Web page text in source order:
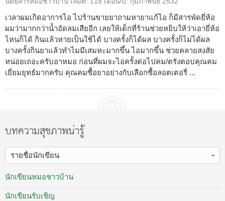
เวลาผมเกิดอาการไอ ไปร้านขายยาถามหายาแก้ไอ ก็มีสารพัดยี่ห้อ
ผมว่ามากกว่าน้ำอัดลมเสียอีก เลยให้เด็กที่ร้านช่วยหยิบให้ว่าเอายี่ห้อ
ไหนก็ได้ กินแล้วหายเป็นใช้ได้ บางครั้งก็ได้ผล บางครั้งก็ไม่ได้ผล
บางครั้งกินยาแล้วทำไมมีเสมหะมากขึ้น ไอมากขึ้น ช่วยคลายสงสัย
หน่อยเถอะครับอาหมอ ก่อนที่ผมจะไอครั้งต่อไปคม/ตรังตอบคุณคม
เยี่ยมยุทธ์มากครับ คุณคมซื้อยาอย่างกับเลือกซื้อลอตเตอรี่ ...
บทความสุขภาพน่ารู้
รายชื่อนักเขียน
นักเขียนหมอชาวบ้าน
นักเขียนรับเชิญ